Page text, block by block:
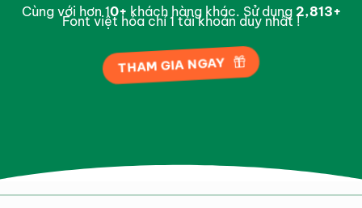
Cùng với hơn 10+khách hàng khác. Sử dụng 2,988+
Font việt hóa chỉ 1 tài khoản duy nhất !
THAM GIA NGAY